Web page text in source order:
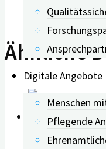
Digitale Angebote
Menschen
Pflegende
Ähnliche